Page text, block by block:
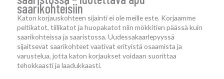
saarikohteisiin
Katon korjauskohteen sijainti ei ole meille este. Korjaamme
peltikatot, tiilikatot ja huopakatot niin mökkitien päässä kuin
saarikohteissa ja saaristossa. Uudessakaarlepyyssä
sijaitsevat saarikohteet vaativat erityistä osaamista ja
varustelua, jotta katon korjaukset voidaan suorittaa
tehokkaasti ja laadukkaasti.